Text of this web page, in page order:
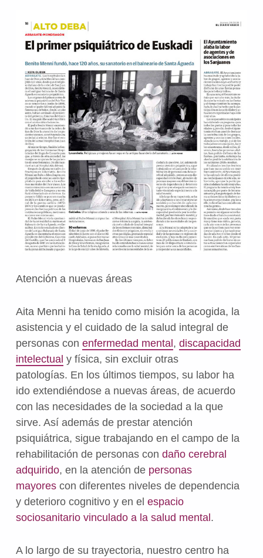
Atención a nuevas áreas
Aita Menni ha tenido como misión la acogida, la
asistencia y el cuidado de la salud integral de
personas con enfermedad mental , discapacidad
intelectual y física, sin excluir otras
patologías. En los últimos tiempos, su labor ha
ido extendiéndose a nuevas áreas, de acuerdo
con las necesidades de la sociedad a la que
sirve. Así además de prestar atención
psiquiátrica, sigue trabajando en el campo de la
rehabilitación de personas con daño cerebral
adquirido, en la atención de personas
mayorescon diferentes niveles de dependencia
y deterioro cognitivo y en el espacio
sociosanitario vinculado a la salud mental .
A lo largo de su trayectoria, nuestro centro ha